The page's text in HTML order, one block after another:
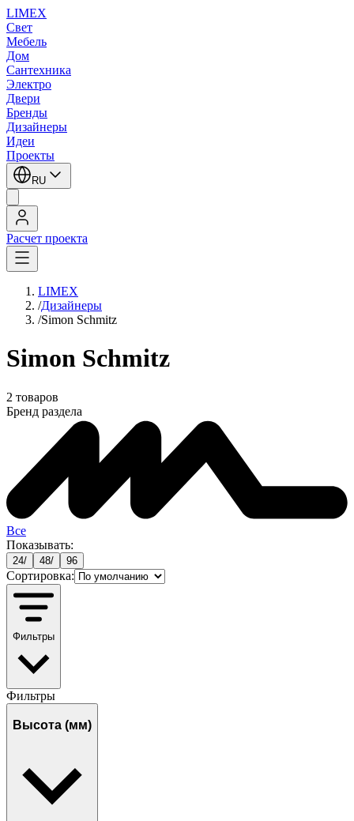
LIMEX
Свет
Мебель
Дом
Сантехника
Электро
Двери
Бренды
Дизайнеры
Идеи
Проекты
RU
Расчет проекта
LIMEX
/Дизайнеры
/Simon Schmitz
Simon Schmitz
2 товаров
Бренд раздела
Все
Показывать:
24/ 48/ 96
Сортировка:
Фильтры
Фильтры
Высота (мм)